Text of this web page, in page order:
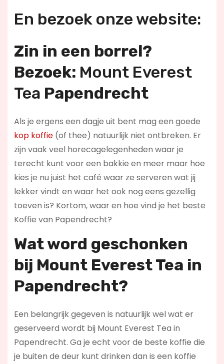
En bezoek onze website:
Zin in een borrel?
Bezoek: Mount Everest
Tea Papendrecht
Als je ergens een dagje uit bent mag een goede
kop koffie(of thee) natuurlijk niet ontbreken. Er
zijn vaak veel horecagelegenheden waar je
terecht kunt voor een bakkie en meer maar hoe
kies je nu juist het café waar ze serveren wat jij
lekker vindt en waar het ook nog eens gezellig
toeven is? Kortom, waar en hoe vind je het beste
Koffie van Papendrecht?
Wat word geschonken
bij Mount Everest Tea in
Papendrecht?
Een belangrijk gegeven is natuurlijk wel wat er
geserveerd wordt bij Mount Everest Tea in
Papendrecht. Ga je echt voor de beste koffie die
je buiten de deur kunt drinken dan is een koffie